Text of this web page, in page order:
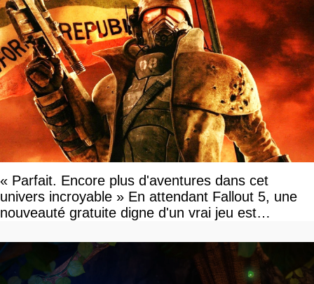
« Parfait. Encore plus d'aventures dans cet
univers incroyable » En attendant Fallout 5, une
nouveauté gratuite digne d'un vrai jeu est